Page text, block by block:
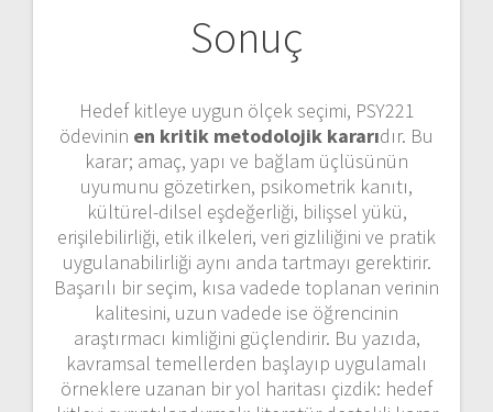
Sonuç
Hedef kitleye uygun ölçek seçimi, PSY221
ödevinin en kritik metodolojik kararıdır. Bu
karar; amaç, yapı ve bağlam üçlüsünün
uyumunu gözetirken, psikometrik kanıtı,
kültürel-dilsel eşdeğerliği, bilişsel yükü,
erişilebilirliği, etik ilkeleri, veri gizliliğini ve pratik
uygulanabilirliği aynı anda tartmayı gerektirir.
Başarılı bir seçim, kısa vadede toplanan verinin
kalitesini, uzun vadede ise öğrencinin
araştırmacı kimliğini güçlendirir. Bu yazıda,
kavramsal temellerden başlayıp uygulamalı
örneklere uzanan bir yol haritası çizdik: hedef